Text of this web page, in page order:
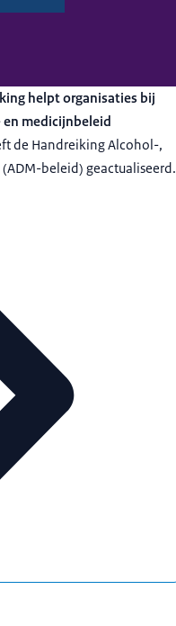
helpt organisaties bij
medicijnbeleid
de Handreiking Alcohol-,
beleid) geactualiseerd.